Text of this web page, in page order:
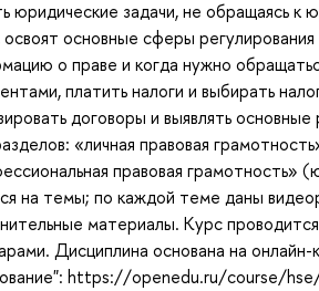
юридические задачи, не обращаясь к
освоят основные сферы
о праве и когда нужно
платить налоги и выбирать
договоры и выявлять
«личная правовая
правовая грамотность»
на темы; по каждой теме даны
материалы. Курс
Дисциплина основана на
https://openedu.ru/course/